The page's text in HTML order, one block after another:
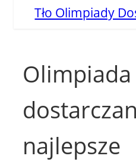
Tło Olimpiady
Olimpiada
najlepsze